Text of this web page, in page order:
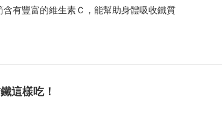
有豐富的維生素Ｃ，能幫助身體吸收鐵質
這樣吃！